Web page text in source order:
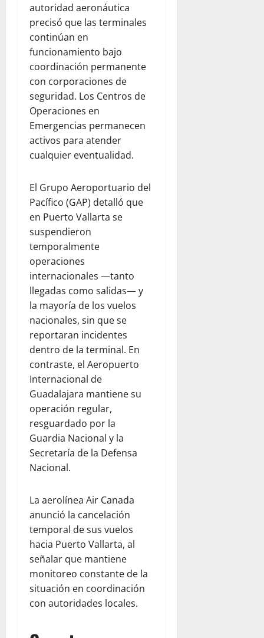
autoridad aeronáutica
precisó que las terminales
continúan en
funcionamiento bajo
coordinación permanente
con corporaciones de
seguridad. Los Centros de
Operaciones en
Emergencias permanecen
activos para atender
cualquier eventualidad.
El Grupo Aeroportuario del
Pacífico (GAP) detalló que
en Puerto Vallarta se
suspendieron
temporalmente
operaciones
internacionales —tanto
llegadas como salidas— y
la mayoría de los vuelos
nacionales, sin que se
reportaran incidentes
dentro de la terminal. En
contraste, el Aeropuerto
Internacional de
Guadalajara mantiene su
operación regular,
resguardado por la
Guardia Nacional y la
Secretaría de la Defensa
Nacional.
La aerolínea Air Canada
anunció la cancelación
temporal de sus vuelos
hacia Puerto Vallarta, al
señalar que mantiene
monitoreo constante de la
situación en coordinación
con autoridades locales.